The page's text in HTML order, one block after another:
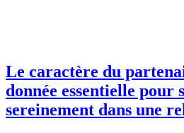
Le caractère du
donnée essentielle pour
sereinement dans une